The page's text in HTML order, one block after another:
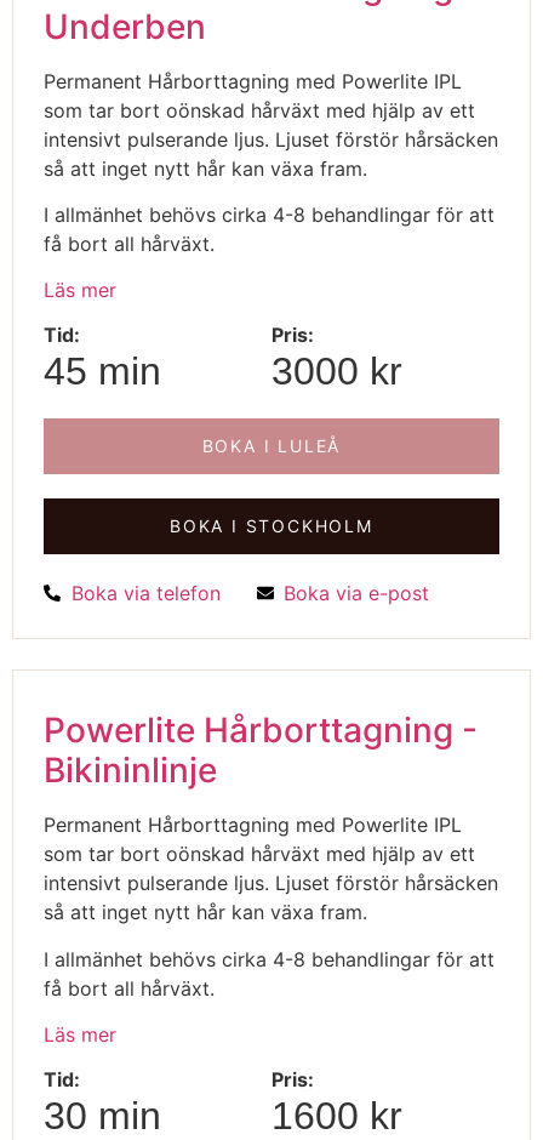
Underben
Permanent Hårborttagning med Powerlite IPL
som tar bort oönskad hårväxt med hjälp av ett
intensivt pulserande ljus. Ljuset förstör hårsäcken
så att inget nytt hår kan växa fram.
I allmänhet behövs cirka 4-8 behandlingar för att
få bort all hårväxt.
Läs mer
Tid:
45 min
Pris:
3000 kr
BOKA I LULEÅ
BOKA I STOCKHOLM
Boka via telefon Boka via e-post
Powerlite Hårborttagning -
Bikininlinje
Permanent Hårborttagning med Powerlite IPL
som tar bort oönskad hårväxt med hjälp av ett
intensivt pulserande ljus. Ljuset förstör hårsäcken
så att inget nytt hår kan växa fram.
I allmänhet behövs cirka 4-8 behandlingar för att
få bort all hårväxt.
Läs mer
Tid:
30 min
Pris:
1600 kr